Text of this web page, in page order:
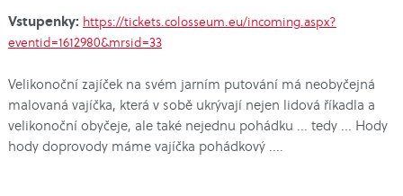
Vstupenky: https://tickets.colosseum.eu/incoming.aspx?
eventid=1612980&mrsid=33
Velikonoční zajíček na svém jarním putování má neobyčejná
malovaná vajíčka, která v sobě ukrývají nejen lidová říkadla a
velikonoční obyčeje, ale také nejednu pohádku ... tedy ... Hody
hody doprovody máme vajíčka pohádkový ....